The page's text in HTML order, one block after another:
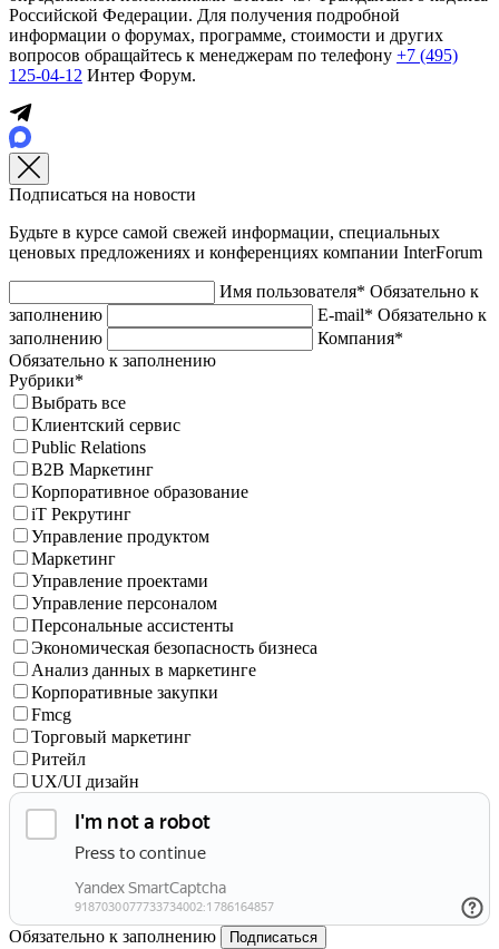
Российской Федерации. Для получения подробной
информации о форумах, программе, стоимости и других
вопросов обращайтесь к менеджерам по телефону +7 (495)
125-04-12 Интер Форум.
Подписаться на новости
Будьте в курсе самой свежей информации, специальных
ценовых предложениях и конференциях компании InterForum
Имя пользователя* Обязательно к
заполнению
E-mail* Обязательно к
заполнению
Компания*
Обязательно к заполнению
Рубрики*
Выбрать все
Клиентский сервис
Public Relations
B2B Маркетинг
Корпоративное образование
iT Рекрутинг
Управление продуктом
Маркетинг
Управление проектами
Управление персоналом
Персональные ассистенты
Экономическая безопасность бизнеса
Анализ данных в маркетинге
Корпоративные закупки
Fmcg
Торговый маркетинг
Ритейл
UX/UI дизайн
Обязательно к заполнению Подписаться